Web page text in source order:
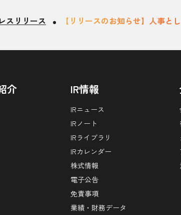
スリリース 【リリースのお知らせ】人事と
介 IR情報
IRニュース
IRノート
IRライブラリ
IRカレンダー
株式情報
電子公告
免責事項
業績・財務データ